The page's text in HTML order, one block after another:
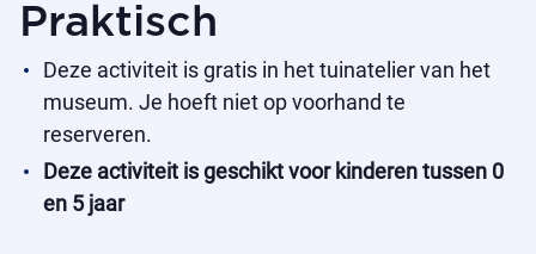
Praktisch
Deze activiteit is gratis in het tuinatelier van het
museum. Je hoeft niet op voorhand te
reserveren.
Deze activiteit is geschikt voor kinderen tussen 0
en 5 jaar